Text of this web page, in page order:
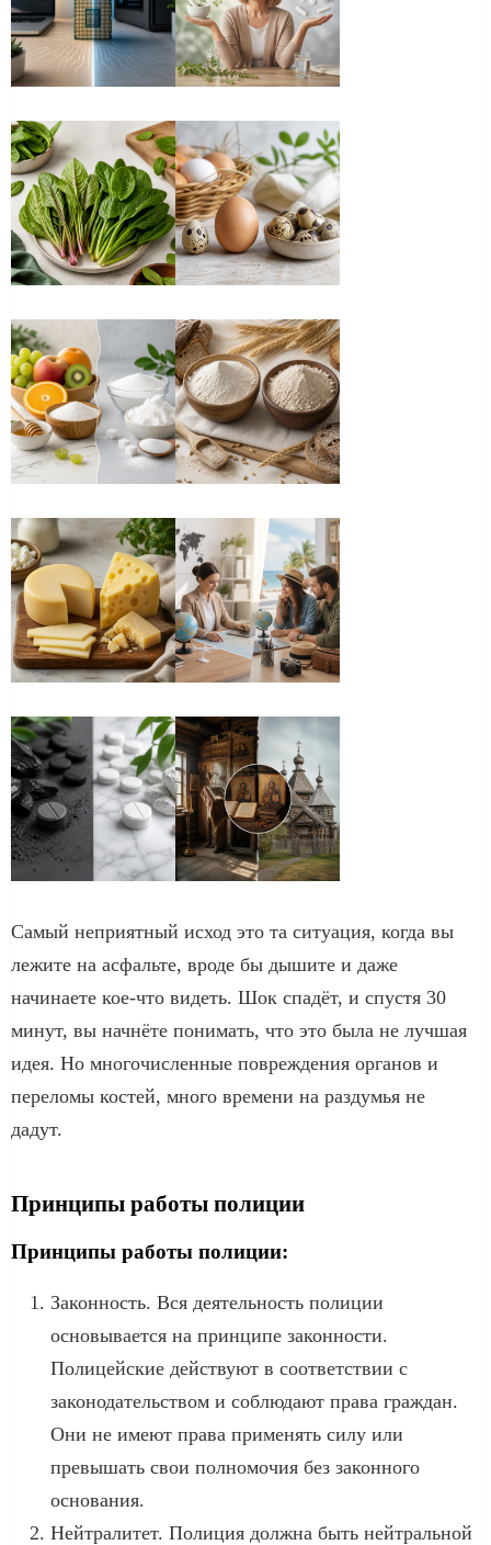
Самый неприятный исход это та ситуация, когда вы
лежите на асфальте, вроде бы дышите и даже
начинаете кое-что видеть. Шок спадёт, и спустя 30
минут, вы начнёте понимать, что это была не лучшая
идея. Но многочисленные повреждения органов и
переломы костей, много времени на раздумья не
дадут.
Принципы работы полиции
Принципы работы полиции:
Законность. Вся деятельность полиции
основывается на принципе законности.
Полицейские действуют в соответствии с
законодательством и соблюдают права граждан.
Они не имеют права применять силу или
превышать свои полномочия без законного
основания.
Нейтралитет. Полиция должна быть нейтральной